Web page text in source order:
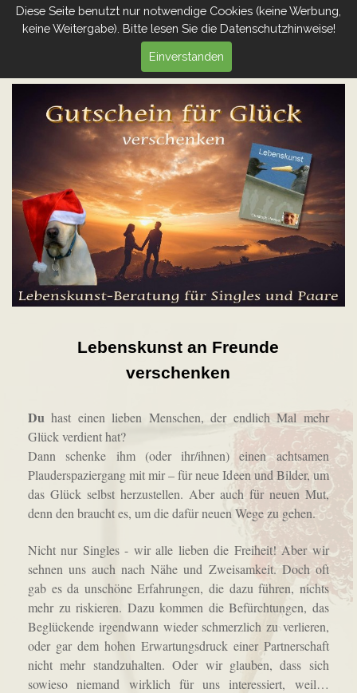
Diese Seite benutzt nur notwendige Cookies (keine Werbung,
keine Weitergabe). Bitte lesen Sie die Datenschutzhinweise!
Einverstanden
Lebenskunst an Freunde
verschenken
Duhast einen lieben Menschen, der endlich Mal mehr
Glück verdient hat?
Dann schenke ihm (oder ihr/ihnen) einen achtsamen
Plauderspaziergang mit mir – für neue Ideen und Bilder, um
das Glück selbst herzustellen. Aber auch für neuen Mut,
denn den braucht es, um die dafür neuen Wege zu gehen.
Nicht nur Singles - wir alle lieben die Freiheit! Aber wir
sehnen uns auch nach Nähe und Zweisamkeit. Doch oft
gab esda unschöne Erfahrungen, die dazu führen, nichts
mehr zu riskieren. Dazu kommen die Befürchtungen, das
Beglückende irgendwann wieder schmerzlich zu verlieren,
oder gar dem hohen Erwartungsdruck einer Partnerschaft
nicht mehr standzuhalten. Oder wir glauben, dass sich
sowieso niemand wirklich für uns interessiert, weil…